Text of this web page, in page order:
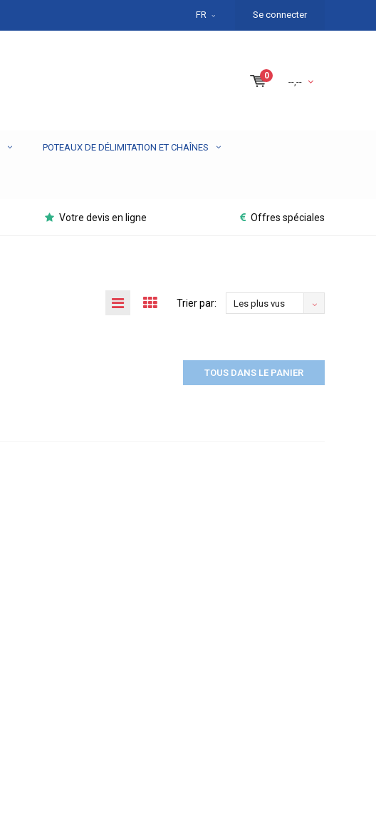
FR Se connecter
0
--,--
POTEAUX DE DÉLIMITATION ET CHAÎNES
Votre devis en ligne Offres spéciales
Trier par: Les plus vus
TOUS DANS LE PANIER